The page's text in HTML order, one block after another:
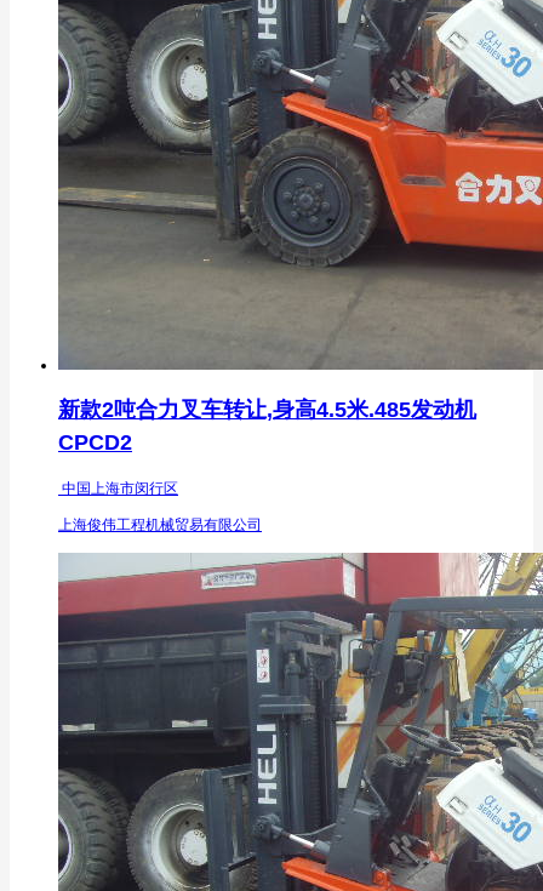
新款2吨合力叉车转让,身高4.5米.485发动机
CPCD2
中国上海市闵行区
上海俊伟工程机械贸易有限公司